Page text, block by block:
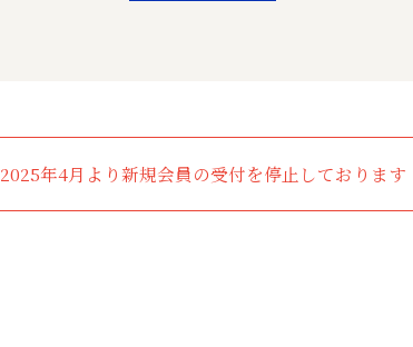
2025年4月より新規会員の受付を停止しております